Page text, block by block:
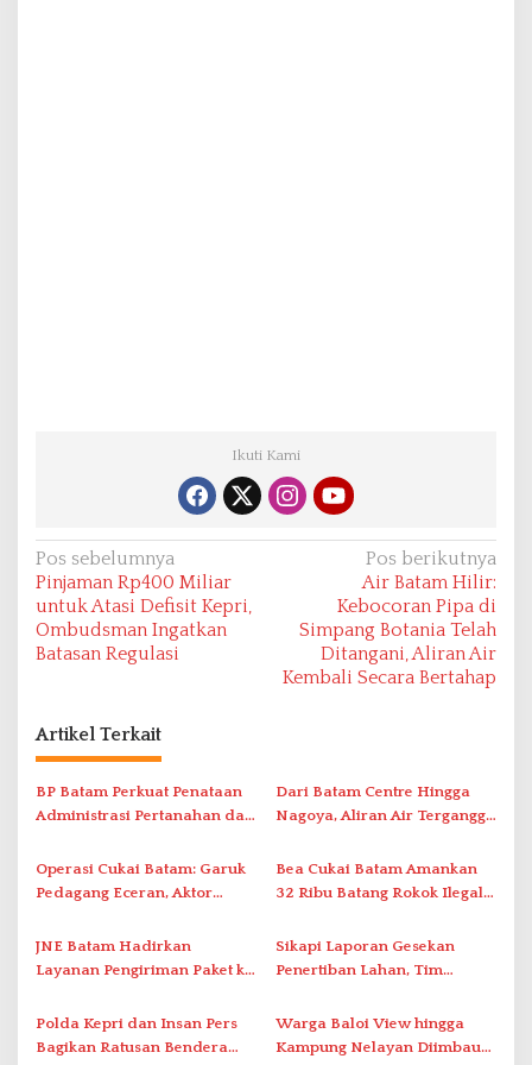
Ikuti Kami
N
a
v
i
a
s
i
p
o
s
Pos sebelumnya
Pinjaman Rp400 Miliar
untuk Atasi Defisit Kepri,
Ombudsman Ingatkan
Batasan Regulasi
Pos berikutnya
Air Batam Hilir:
Kebocoran Pipa di
Simpang Botania Telah
Ditangani, Aliran Air
Kembali Secara Bertahap
Artikel Terkait
BP Batam Perkuat Penataan
Administrasi Pertanahan dan
Dari Batam Centre Hingga
Nagoya, Aliran Air Terganggu
Duriangkang
Operasi Cukai Batam: Garuk
Pedagang Eceran, Aktor
Tersentuh?
Bea Cukai Batam Amankan
32 Ribu Batang Rokok Ilegal
JNE Batam Hadirkan
Layanan Pengiriman Paket ke
Sikapi Laporan Gesekan
Penertiban Lahan, Tim
Undangan Klarifikasi Polresta
Bukittinggi
Polda Kepri dan Insan Pers
Bagikan Ratusan Bendera
Warga Baloi View hingga
Kampung Nelayan Diimbau